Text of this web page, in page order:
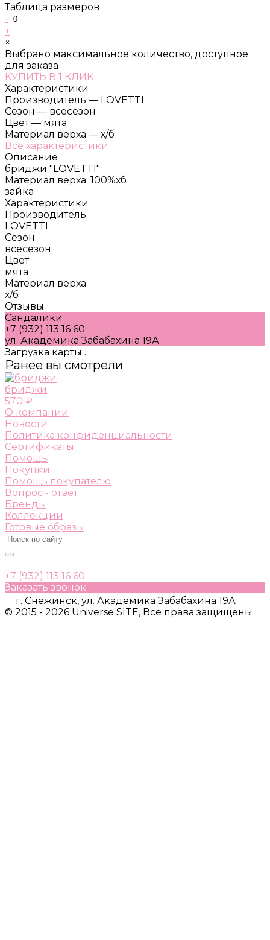
Таблица размеров
-
+
×
Выбрано максимальное количество, доступное
для заказа
КУПИТЬ В 1 КЛИК
Характеристики
Производитель — LOVETTI
Сезон — всесезон
Цвет — мята
Материал верха — х/б
Все характеристики
Описание
бриджи "LOVETTI"
Материал верха: 100%хб
зайка
Характеристики
Производитель
LOVETTI
Сезон
всесезон
Цвет
мята
Материал верха
х/б
Отзывы
Сандалики
+7 (932) 113 16 60
ул. Академика Забабахина 19А
Загрузка карты ...
Ранее вы смотрели
бриджи
570 ₽
О компании
Новости
Политика конфиденциальности
Сертификаты
Помощь
Покупки
Помощь покупателю
Вопрос - ответ
Бренды
Коллекции
Готовые образы
+7 (932) 113 16 60
Заказать звонок
г. Снежинск, ул. Академика Забабахина 19А
© 2015 - 2026 Universe SITE, Все права защищены